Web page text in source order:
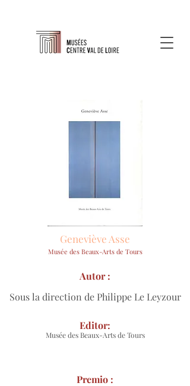
Geneviève Asse
Musée des Beaux-Arts de Tours
Sous la direction de Philippe Le Leyzour
Autor :
Musée des Beaux-Arts de Tours
Editor:
Premio :